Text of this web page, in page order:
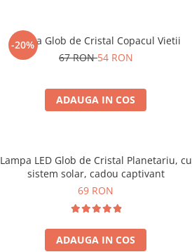
-20%
Lampa Glob de Cristal Copacul Vietii
67 RON54 RON
ADAUGA IN COS
Lampa LED Glob de Cristal Planetariu, cu
sistem solar, cadou captivant
69 RON
ADAUGA IN COS